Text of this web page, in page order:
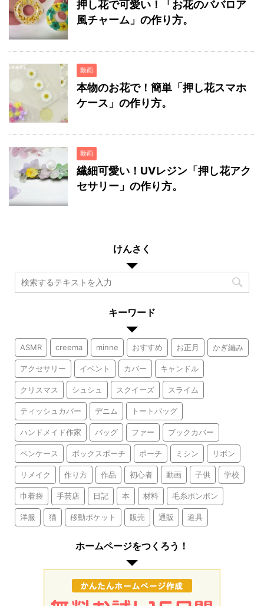
押し花で可愛い！「お花のババロア
風チャーム」の作り方。
動画
本物のお花で！簡単「押し花スマホ
ケース」の作り方。
動画
繊細可愛い！UVレジン「押し花アク
セサリー」の作り方。
けんさく
キーワード
ASMR creema minne おすすめ お正月 かぎ編み
アクセサリー イベント カバー キャンドル
クリスマス シュシュ スクイーズ スライム
ティッシュカバー デニム トートバッグ
ハンドメイド作家 バッグ ファー ブックカバー
ペンケース ボックスポーチ ポーチ ミシン リボン
リメイク 作り方 作品 初心者 動画 子供 学校
巾着袋 手芸店 日記 本 材料 毛糸ポンポン
洋服 猫 移動ポケット 販売 通販 道具
ホームページをつくろう！